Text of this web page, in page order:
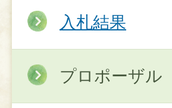
入札結果
プロポーザル